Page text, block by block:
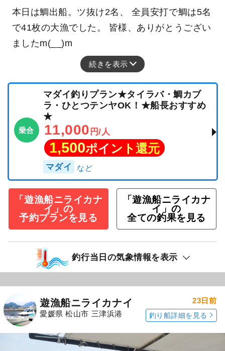
本日は鯛出船。ツ抜け2名、 全員安打で鯛は5名
で41枚の大漁でした。 皆様、ありがとうござい
ましたm(__)m
続きを表示
乗合
マダイ釣りプラン★タイラバ・鯛カブ
ラ・ひとつテンヤOK！★船長おすすめ
★
11,000 円/人
1,500ポイント還元
マダイ
「遊漁船ニライカナ
イ」の
予約プランを見る
「遊漁船ニライカナ
イ」の
全ての釣果を見る
釣行当日の気象情報を表示
遊漁船ニライカナイ
愛媛県 松山市 三津浜港
23日前
釣り船詳細を見る